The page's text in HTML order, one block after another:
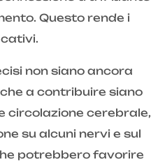
Questo rende i
non siano ancora
a contribuire siano
circolazione cerebrale,
su alcuni nervi e sul
potrebbero favorire